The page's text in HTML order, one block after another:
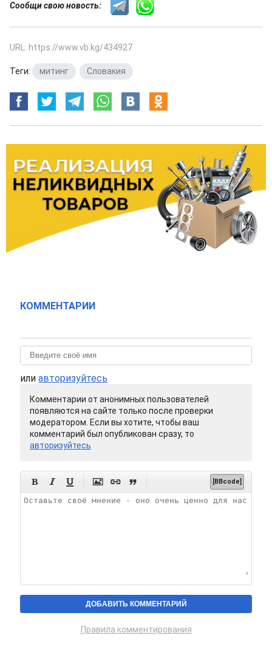
Сообщи свою новость:
URL: https://www.vb.kg/434927
Теги: митинг Словакия
КОММЕНТАРИИ
или авторизуйтесь
Комментарии от анонимных пользователей
появляются на сайте только после проверки
модератором. Если вы хотите, чтобы ваш
комментарий был опубликован сразу, то
авторизуйтесь
      [BBcode]
Правила комментирования